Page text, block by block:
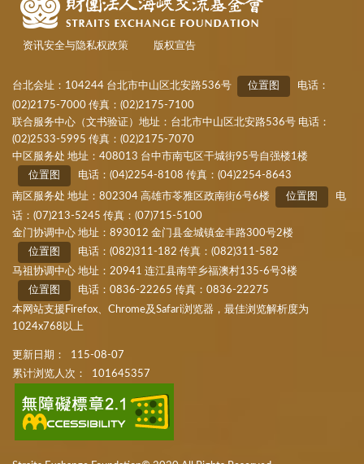
资讯安全与隐私权政策 版权宣告
台北会址：104244 台北市中山区北安路536号 位置图
电话：
(02)2175-7000 传真：(02)2175-7100
联合服务中心（文书验证）地址：台北市中山区北安路536号 电话：
(02)2533-5995 传真：(02)2175-7070
中区服务处 地址：408013 台中市南屯区干城街95号自强楼1楼
位置图
电话：(04)2254-8108 传真：(04)2254-8643
南区服务处 地址：802304 高雄市苓雅区政南街6号6楼
位置图
电
话：(07)213-5245 传真：(07)715-5100
金门协调中心 地址：893012 金门县金城镇金丰路300号2楼
位置图
电话：(082)311-182 传真：(082)311-582
马祖协调中心 地址：20941 连江县南竿乡福澳村135-6号3楼
位置图
电话：0836-22265 传真：0836-22275
本网站支援Firefox、Chrome及Safari浏览器，最佳浏览解析度为
1024x768以上
更新日期：
115-08-07
累计浏览人次：
101645357